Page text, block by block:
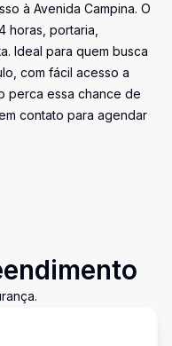
à Avenida Campina. O
horas, portaria,
Ideal para quem busca
com fácil acesso a
perca essa chance de
contato para agendar